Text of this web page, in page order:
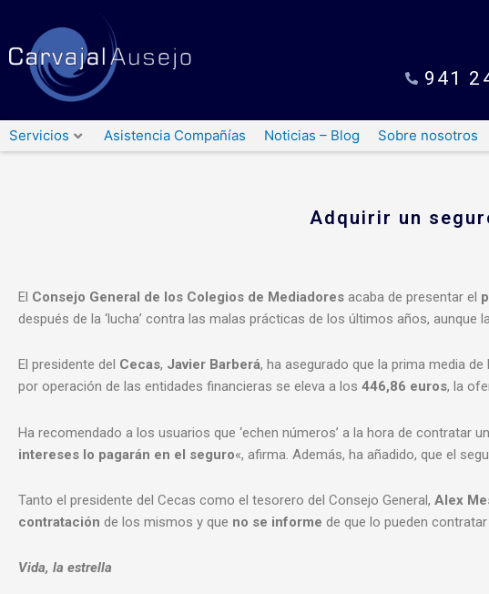
contenido
941
Servicios Asistencia Compañías Noticias – Blog Sobre nosotros
Adquirir un
El Consejo General de los Colegios de Mediadores acaba de presentar el
después de la ‘lucha’ contra las malas prácticas de los últimos años, aunque
El presidente del Cecas, Javier Barberá, ha asegurado que la prima media
por operación de las entidades financieras se eleva a los 446,86 euros, la
Ha recomendado a los usuarios que ‘echen números’ a la hora de contratar
intereses lo pagarán en el seguro«, afirma. Además, ha añadido, que el
Tanto el presidente del Cecas como el tesorero del Consejo General, Alex
contratación de los mismos y que no se informe de que lo pueden
Vida, la estrella